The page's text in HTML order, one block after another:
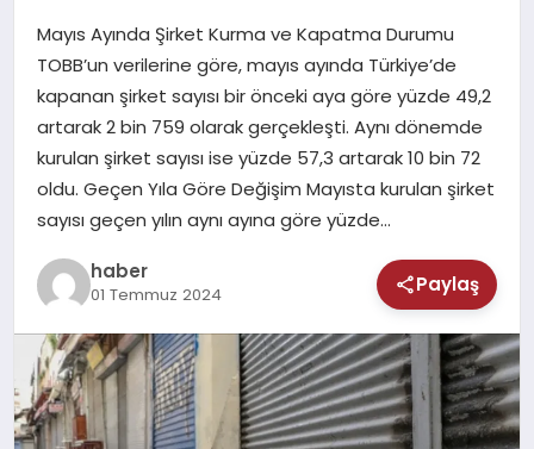
GÜNDEM
MAGAZIN
SAĞLIK
TEKNOLOJI
Mayıs Ayında Şirket Kurma ve Kapatma Durumu
TOBB’un verilerine göre, mayıs ayında Türkiye’de
kapanan şirket sayısı bir önceki aya göre yüzde 49,2
artarak 2 bin 759 olarak gerçekleşti. Aynı dönemde
kurulan şirket sayısı ise yüzde 57,3 artarak 10 bin 72
oldu. Geçen Yıla Göre Değişim Mayısta kurulan şirket
sayısı geçen yılın aynı ayına göre yüzde…
haber
01 Temmuz 2024 Paylaş